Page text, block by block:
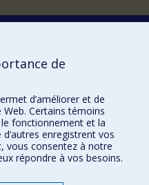
de
d’améliorer et de
Certains témoins
fonctionnement et la
enregistrent vos
vous consentez à notre
répondre à vos besoins.